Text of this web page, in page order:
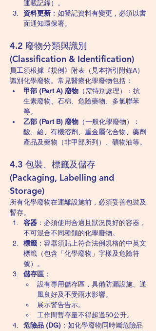
運載記錄）。
資料更新 ：如登記資料有變更，必須以書
面通知環保署。
4.2 廢物分類與識別
(Classification & Identification)
員工須根據《規例》附表（見本指引附錄A）
識別化學廢物。常見醫療化學廢物包括：
甲部 (Part A) 廢物 （需特別處理）：抗
生素廢物、石棉、危險藥物、多氯聯苯
等。
乙部 (Part B) 廢物 （一般化學廢物）：
酸、鹼、有機溶劑、重金屬化合物、藥劑
產品及藥物（非甲部所列）、礦物油等。
4.3 包裝、標籤及儲存
(Packaging, Labelling and
Storage)
所有化學廢物在運離設施前，必須妥善包裝及
暫存。
容器 ：必須使用合適且狀況良好的容器，
不可混合不同種類的化學廢物。
標籤 ：容器須貼上符合法例規格的中英文
標籤（包含「化學廢物」字樣及危險符
號）。
儲存區 ：
設有專用儲存區，具備防漏設施、通
風良好及不受雨水影響。
展示警告告示。
工作間暫存量不得超過50公升。
危險品 (DG) ：如化學廢物同時屬危險品